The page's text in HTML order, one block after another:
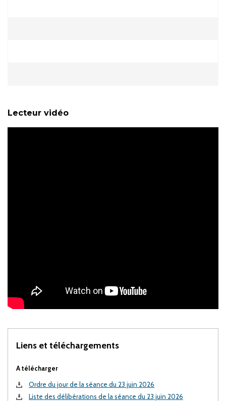
Lecteur vidéo
Liens et téléchargements
A télécharger
Ordre du jour de la séance du 23 juin 2026
Liste des délibérations de la séance du 23 juin 2026